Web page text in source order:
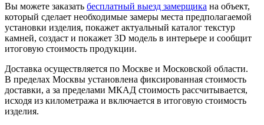
Вы можете заказать бесплатный выезд замерщика на объект,
который сделает необходимые замеры места предполагаемой
установки изделия, покажет актуальный каталог текстур
камней, создаст и покажет 3D модель в интерьере и сообщит
итоговую стоимость продукции.
Доставка осуществляется по Москве и Московской области.
В пределах Москвы установлена фиксированная стоимость
доставки, а за пределами МКАД стоимость рассчитывается,
исходя из километража и включается в итоговую стоимость
изделия.